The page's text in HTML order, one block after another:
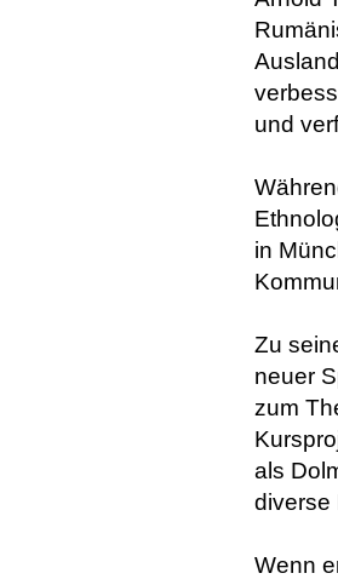
und
in
Zu
neuer
zum
als
diverse
Wenn